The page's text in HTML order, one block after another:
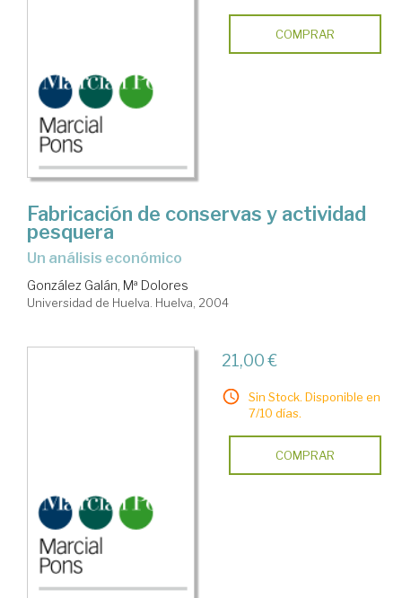
COMPRAR
Fabricación de conservas y actividad
pesquera
un análisis económico
González Galán, Mª Dolores
Universidad de Huelva. Huelva, 2004
21,00 €
Sin Stock. Disponible en
7/10 días.
COMPRAR